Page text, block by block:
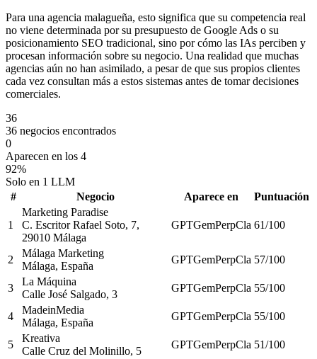
Para una agencia malagueña, esto significa que su competencia real
no viene determinada por su presupuesto de Google Ads o su
posicionamiento SEO tradicional, sino por cómo las IAs perciben y
procesan información sobre su negocio. Una realidad que muchas
agencias aún no han asimilado, a pesar de que sus propios clientes
cada vez consultan más a estos sistemas antes de tomar decisiones
comerciales.
36
36 negocios encontrados
0
Aparecen en los 4
92%
Solo en 1 LLM
#
Negocio Aparece en Puntuación
1
Marketing Paradise
C. Escritor Rafael Soto, 7,
29010 Málaga
GPTGemPerpCla 61/100
2
Málaga Marketing
Málaga, España
GPTGemPerpCla 57/100
3
La Máquina
Calle José Salgado, 3
GPTGemPerpCla 55/100
4
MadeinMedia
Málaga, España
GPTGemPerpCla 55/100
5
Kreativa
Calle Cruz del Molinillo, 5
GPTGemPerpCla 51/100